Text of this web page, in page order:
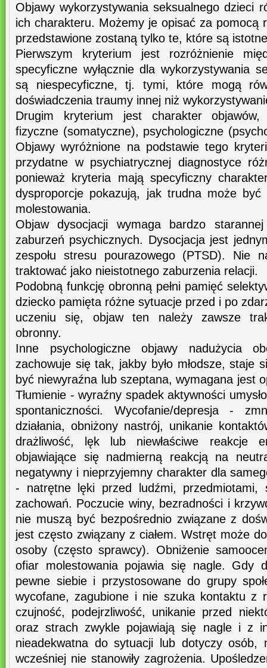
Objawy wykorzystywania seksualnego dzieci
ich charakteru. Możemy je opisać za pomocą
przedstawione zostaną tylko te, które są
Pierwszym kryterium jest rozróżnienie
specyficzne wyłącznie dla wykorzystywania
są niespecyficzne, tj. tymi, które mogą
doświadczenia traumy innej niż
Drugim kryterium jest charakter
fizyczne (somatyczne), psychologiczne
Objawy wyróżnione na podstawie tego
przydatne w psychiatrycznej diagnostyce
ponieważ kryteria mają specyficzny
dysproporcje pokazują, jak trudna może być
molestowania.
Objaw dysocjacji wymaga bardzo
zaburzeń psychicznych. Dysocjacja jest
zespołu stresu pourazowego (PTSD). Nie
traktować jako nieistotnego zaburzenia relacji.
Podobną funkcję obronną pełni pamięć
dziecko pamięta różne sytuacje przed i po
uczeniu się, objaw ten należy zawsze
obronny.
Inne psychologiczne objawy nadużycia
zachowuje się tak, jakby było młodsze, staje
być niewyraźna lub szeptana, wymagana jest
Tłumienie - wyraźny spadek aktywności
spontaniczności. Wycofanie/depresja -
działania, obniżony nastrój, unikanie
drażliwość, lęk lub niewłaściwe reakcje
objawiające się nadmierną reakcją na
negatywny i nieprzyjemny charakter dla
- natrętne lęki przed ludźmi, przedmiotami,
zachowań. Poczucie winy, bezradności i
nie muszą być bezpośrednio związane z
jest często związany z ciałem. Wstręt może
osoby (często sprawcy). Obniżenie
ofiar molestowania pojawia się nagle. Gdy
pewne siebie i przystosowane do grupy
wycofane, zagubione i nie szuka kontaktu z
czujność, podejrzliwość, unikanie przed
oraz strach zwykle pojawiają się nagle i z
nieadekwatna do sytuacji lub dotyczy osób,
wcześniej nie stanowiły zagrożenia.